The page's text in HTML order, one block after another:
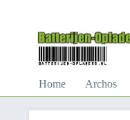
Home Archos